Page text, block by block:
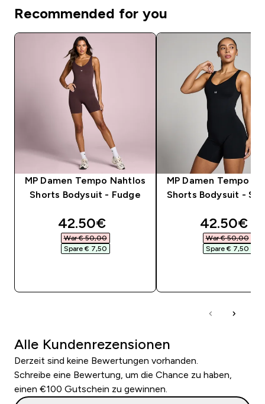
Recommended for you
MP Damen Tempo Nahtlos
Shorts Bodysuit - Fudge
discounted price
42.50€‎
War € 50,00‎
Spare € 7,50‎
MP Damen Tempo
Shorts Bodysuit -
42.50€‎
War € 50,00‎
Spare € 7,50‎
Alle Kundenrezensionen
Derzeit sind keine Bewertungen vorhanden.
Schreibe eine Bewertung, um die Chance zu haben,
einen €100 Gutschein zu gewinnen.